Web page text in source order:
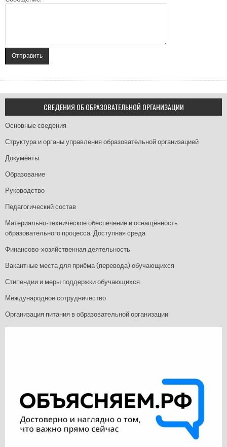
СВЕДЕНИЯ ОБ ОБРАЗОВАТЕЛЬНОЙ ОРГАНИЗАЦИИ
Основные сведения
Структура и органы управления образовательной организацией
Документы
Образование
Руководство
Педагогический состав
Материально-техническое обеспечение и оснащённость
образовательного процесса. Доступная среда
Финансово-хозяйственная деятельность
Вакантные места для приёма (перевода) обучающихся
Стипендии и меры поддержки обучающихся
Международное сотрудничество
Организация питания в образовательной организации